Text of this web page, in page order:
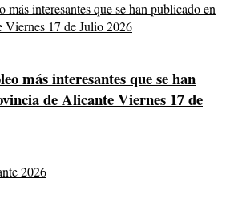
más interesantes que se han
de Alicante Viernes 17 de